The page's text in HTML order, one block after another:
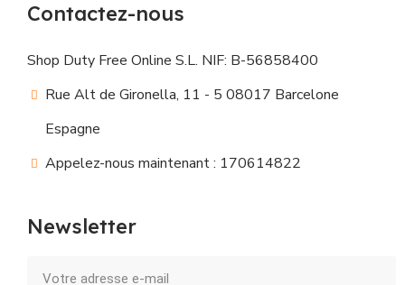
Contactez-nous
Shop Duty Free Online S.L. NIF: B-56858400
Rue Alt de Gironella, 11 - 5 08017 Barcelone
Espagne
Appelez-nous maintenant : 170614822
Newsletter